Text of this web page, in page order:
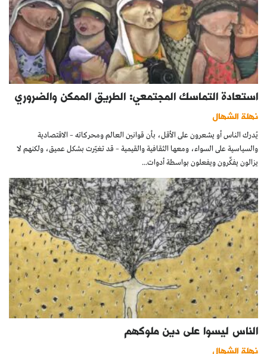
استعادة التماسك المجتمعي: الطريق الممكن والضروري
نهلة الشهال
يُدرك الناس أو يشعرون على الأقل، بأن قوانين العالم ومحركاته – الاقتصادية
والسياسية على السواء، ومعها الثقافية والقيمية – قد تغيّرت بشكل عميق، ولكنهم لا
يزالون يفكِّرون ويفعلون بواسطة أدوات...
الناس ليسوا على دين ملوكهم
نهلة الشهال